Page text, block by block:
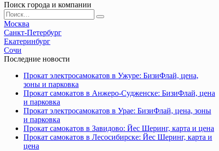
Поиск города и компании
Search
for:
Москва
Санкт-Петербург
Екатеринбург
Сочи
Последние новости
Прокат электросамокатов в Ужуре: БизиФлай, цена,
зоны и парковка
Прокат самокатов в Анжеро-Судженске: БизиФлай, цена
и парковка
Прокат электросамокатов в Урае: БизиФлай, цена, зоны
и парковка
Прокат самокатов в Завидово: Йес Шеринг, карта и цена
Прокат самокатов в Лесосибирске: Йес Шеринг, карта и
цена